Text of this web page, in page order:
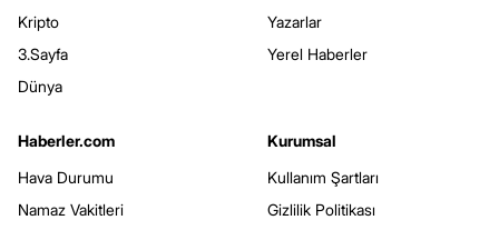
Kripto
3.Sayfa
Dünya
Yazarlar
Yerel Haberler
Haberler.com
Hava Durumu
Namaz Vakitleri
Kurumsal
Kullanım Şartları
Gizlilik Politikası